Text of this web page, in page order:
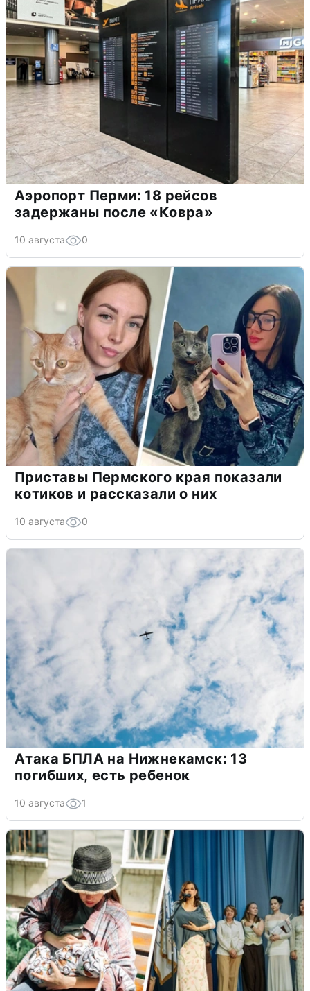
Аэропорт Перми: 18 рейсов
задержаны после «Ковра»
10 августа 0
Приставы Пермского края показали
котиков и рассказали о них
10 августа 0
Атака БПЛА на Нижнекамск: 13
погибших, есть ребенок
10 августа 1